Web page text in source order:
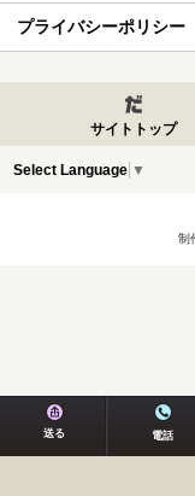
プライバシーポリシー
サイトトップ
Select Language ▼
制
送る 電話